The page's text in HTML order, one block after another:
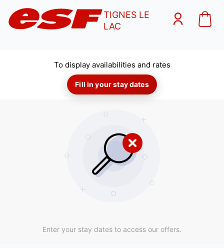
TIGNES LE
LAC
To display availabilities and rates
Fill in your stay dates
Enter your stay dates to access our offers.